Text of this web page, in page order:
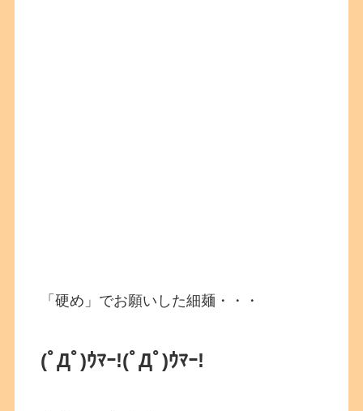
「硬め」でお願いした細麺・・・
(ﾟДﾟ)ｳﾏｰ!(ﾟДﾟ)ｳﾏｰ!